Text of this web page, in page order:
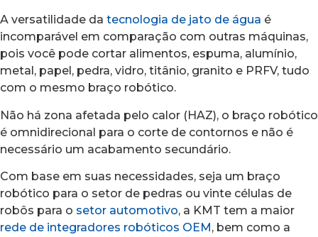
A versatilidade da tecnologia de jato de água é
incomparável em comparação com outras máquinas,
pois você pode cortar alimentos, espuma, alumínio,
metal, papel, pedra, vidro, titânio, granito e PRFV, tudo
com o mesmo braço robótico.
Não há zona afetada pelo calor (HAZ), o braço robótico
é omnidirecional para o corte de contornos e não é
necessário um acabamento secundário.
Com base em suas necessidades, seja um braço
robótico para o setor de pedras ou vinte células de
robôs para o setor automotivo, a KMT tem a maior
rede de integradores robóticos OEM, bem como a